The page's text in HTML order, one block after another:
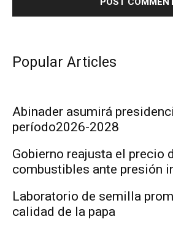
Popular Articles
Abinader asumirá
período2026-2028
Gobierno reajusta el precio
combustibles ante presión
Laboratorio de semilla
calidad de la papa